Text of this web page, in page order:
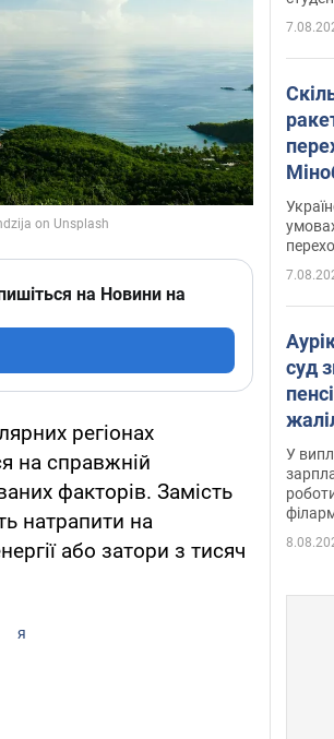
на Новини на
регіонах
на справжній
факторів. Замість
натрапити на
або затори з тисяч
суд
У